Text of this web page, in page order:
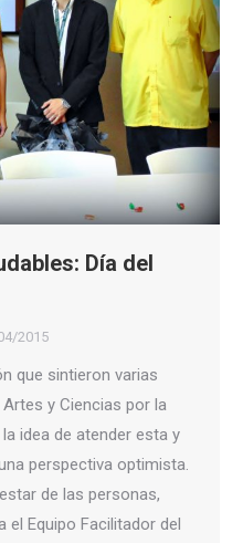
Día del
2015
que sintieron varias
y Ciencias por la
idea de atender esta y
perspectiva optimista.
de las personas,
Equipo Facilitador del